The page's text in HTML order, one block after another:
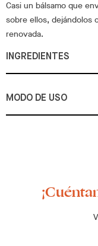
Casi un bálsamo que
sobre ellos, dejándolos
renovada.
INGREDIENTES
MODO DE USO